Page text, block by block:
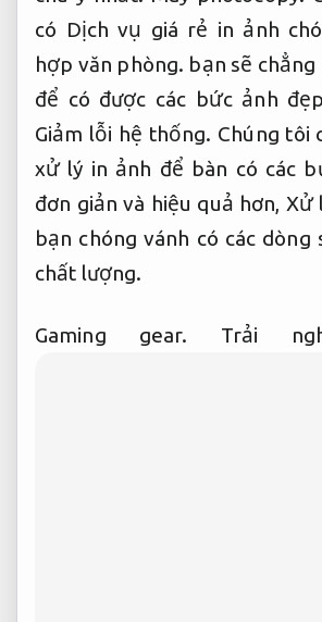
có Dịch vụ giá rẻ in ảnh
hợp văn phòng. bạn sẽ chẳng
để có được các bức ảnh
Giảm lỗi hệ thống. Chúng tôi
xử lý in ảnh để bàn có các
đơn giản và hiệu quả hơn, Xử
bạn chóng vánh có các dòng
chất lượng.
Gaming gear. Trải